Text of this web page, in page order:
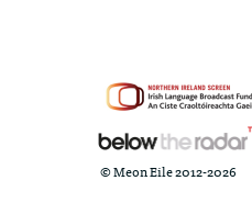
© Meon Eile 2012-2026